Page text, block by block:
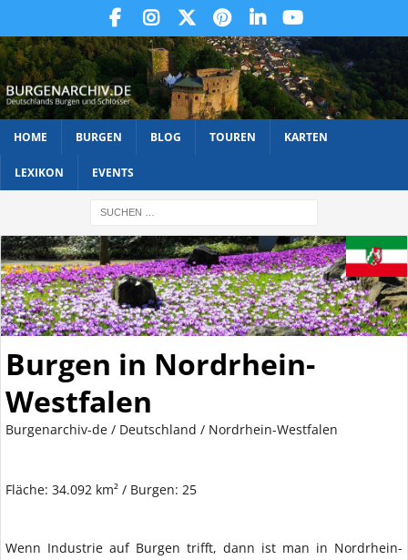
HOME BURGEN BLOG TOUREN KARTEN
LEXIKON EVENTS
Burgen in Nordrhein-
Westfalen
Burgenarchiv-de / Deutschland / Nordrhein-Westfalen
Fläche: 34.092 km² / Burgen: 25
Wenn Industrie auf Burgen trifft, dann ist man in Nordrhein-